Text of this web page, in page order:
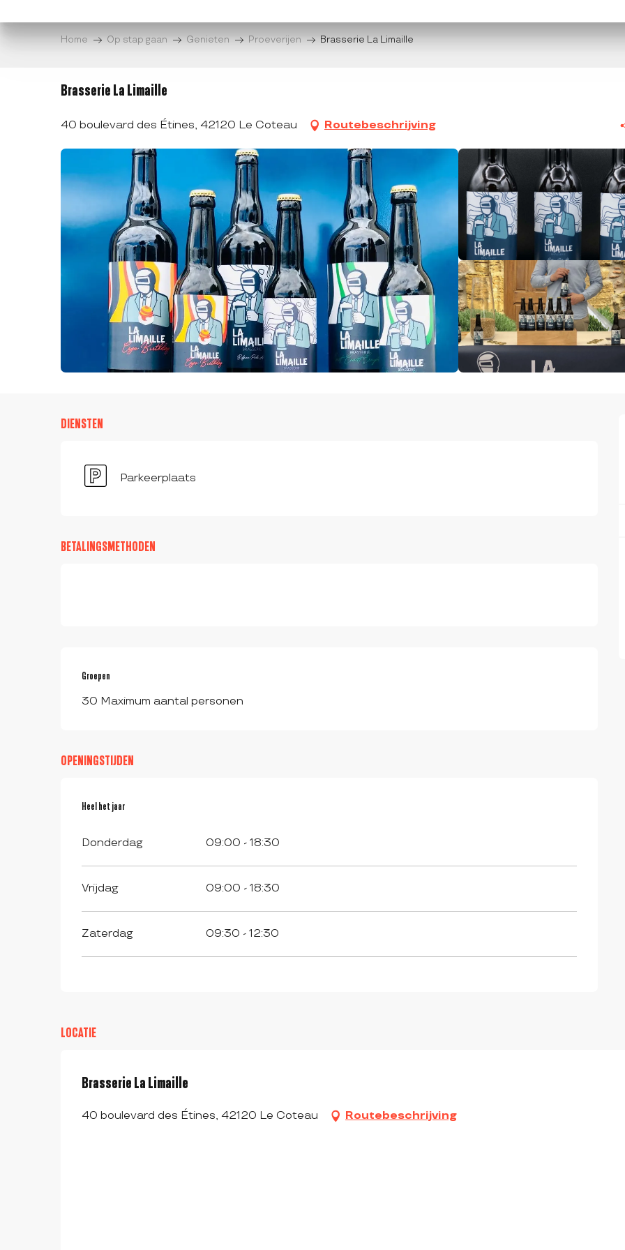
au
Home Op stap gaan Genieten Proeverijen Brasserie La Limaille
Brasserie La Limaille
40 boulevard des Étines, 42120 Le Coteau Routebeschrijving
DIENSTEN
Parkeerplaats
BETALINGSMETHODEN
Groepen
Groepen
30 Maximum aantal personen
OPENINGSTIJDEN
Heel het jaar
Heel het jaar
Donderdag 09:00 - 18:30
Vrijdag 09:00 - 18:30
Zaterdag 09:30 - 12:30
LOCATIE
Brasserie La Limaille
40 boulevard des Étines, 42120 Le Coteau Routebeschrijving